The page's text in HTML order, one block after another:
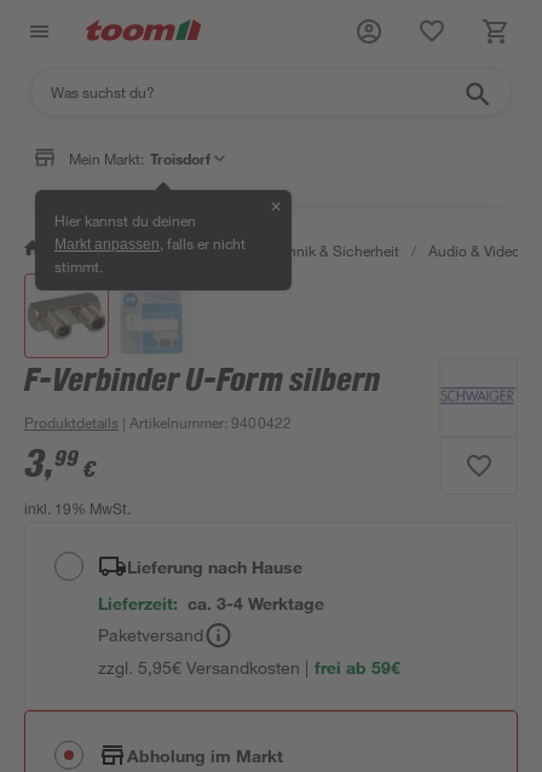
Mein Markt: Troisdorf
Hier kannst du deinen
Markt anpassen , falls er nicht
stimmt.
✕
/ Bauen & Renovieren / Haustechnik & Sicherheit / Audio & Video
F-Verbinder U-Form silbern
Produktdetails | Artikelnummer:9400422
3,99 €
inkl. 19% MwSt.
Lieferung nach Hause
Lieferzeit: ca. 3-4 Werktage
Paketversand
zzgl. 5,95€ Versandkosten | frei ab 59€
Abholung im Markt